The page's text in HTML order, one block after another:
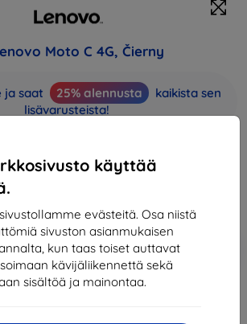
käyttää
evästeitä. Osa niistä
sivuston asianmukaisen
kun taas toiset auttavat
kävijäliikennettä sekä
sisältöä ja mainontaa.
Moto C 4G, Čierny
ja saat 25% alennusta
kaikista sen
lisävarusteista!
kupongilla
Lisää
ostoskoriin